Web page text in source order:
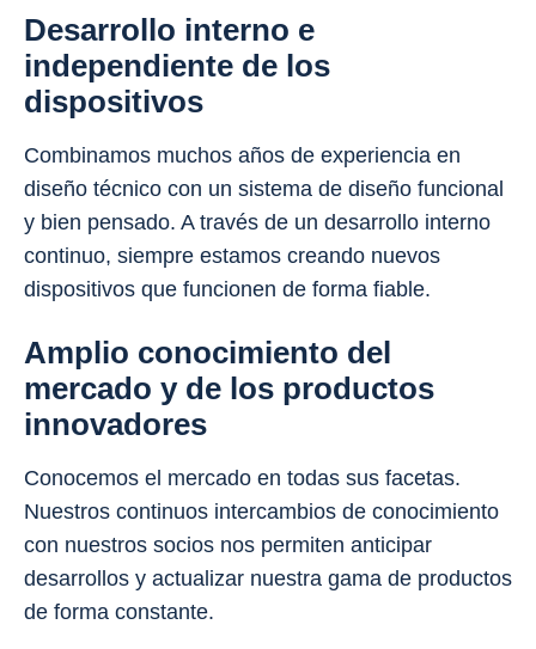
Desarrollo interno e
independiente de los
dispositivos
Combinamos muchos años de experiencia en
diseño técnico con un sistema de diseño funcional
y bien pensado. A través de un desarrollo interno
continuo, siempre estamos creando nuevos
dispositivos que funcionen de forma fiable.
Amplio conocimiento del
mercado y de los productos
innovadores
Conocemos el mercado en todas sus facetas.
Nuestros continuos intercambios de conocimiento
con nuestros socios nos permiten anticipar
desarrollos y actualizar nuestra gama de productos
de forma constante.